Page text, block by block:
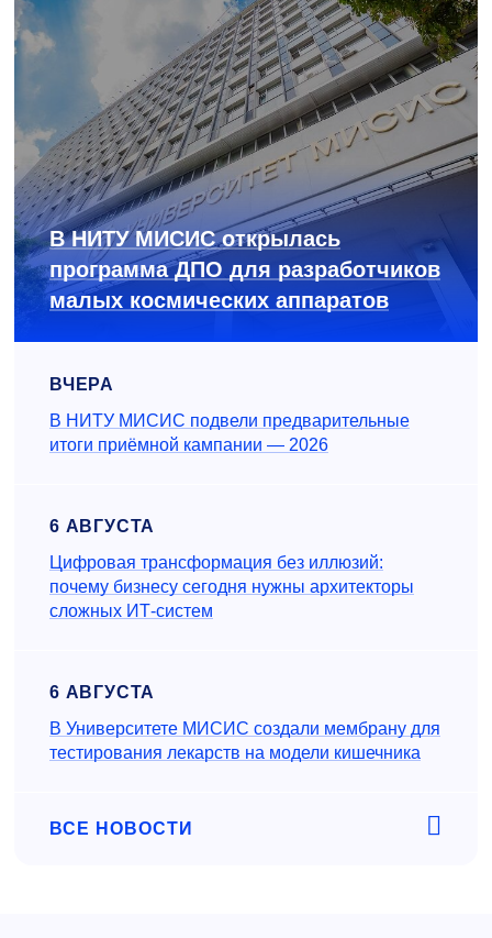
В НИТУ МИСИС открылась
программа ДПО для разработчиков
малых космических аппаратов
ВЧЕРА
В НИТУ МИСИС подвели предварительные
итоги приёмной кампании — 2026
6 АВГУСТА
Цифровая трансформация без иллюзий:
почему бизнесу сегодня нужны архитекторы
сложных ИТ-систем
6 АВГУСТА
В Университете МИСИС создали мембрану для
тестирования лекарств на модели кишечника
ВСЕ НОВОСТИ